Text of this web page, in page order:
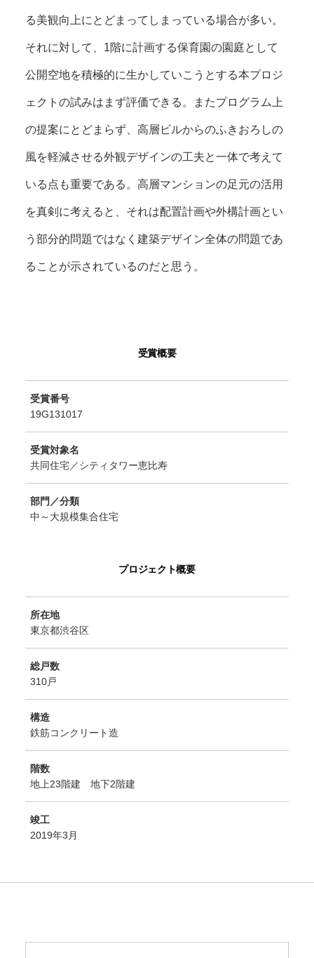
る美観向上にとどまってしまっている場合が多い。
それに対して、1階に計画する保育園の園庭として
公開空地を積極的に生かしていこうとする本プロジ
ェクトの試みはまず評価できる。またプログラム上
の提案にとどまらず、高層ビルからのふきおろしの
風を軽減させる外観デザインの工夫と一体で考えて
いる点も重要である。高層マンションの足元の活用
を真剣に考えると、それは配置計画や外構計画とい
う部分的問題ではなく建築デザイン全体の問題であ
ることが示されているのだと思う。
受賞概要
受賞番号
19G131017
受賞対象名
共同住宅／シティタワー恵比寿
部門／分類
中～大規模集合住宅
プロジェクト概要
所在地
東京都渋谷区
総戸数
310戸
構造
鉄筋コンクリート造
階数
地上23階建 地下2階建
竣工
2019年3月